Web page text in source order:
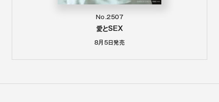
No.2507
愛とSEX
8月5日発売